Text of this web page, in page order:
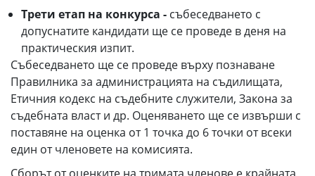
Трети етап на конкурса - събеседването с
допуснатите кандидати ще се проведе в деня на
практическия изпит.
Събеседването ще се проведе върху познаване
Правилника за администрацията на съдилищата,
Етичния кодекс на съдебните служители, Закона за
съдебната власт и др. Оценяването ще се извърши с
поставяне на оценка от 1 точка до 6 точки от всеки
един от членовете на комисията.